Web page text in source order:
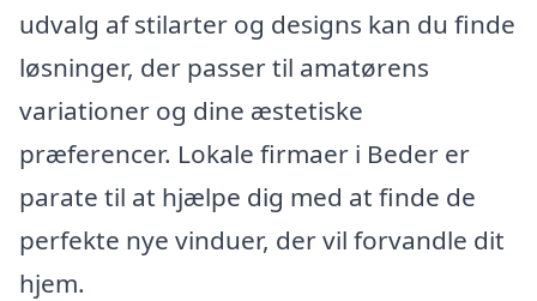
udvalg af stilarter og designs kan du finde
løsninger, der passer til amatørens
variationer og dine æstetiske
præferencer. Lokale firmaer i Beder er
parate til at hjælpe dig med at finde de
perfekte nye vinduer, der vil forvandle dit
hjem.